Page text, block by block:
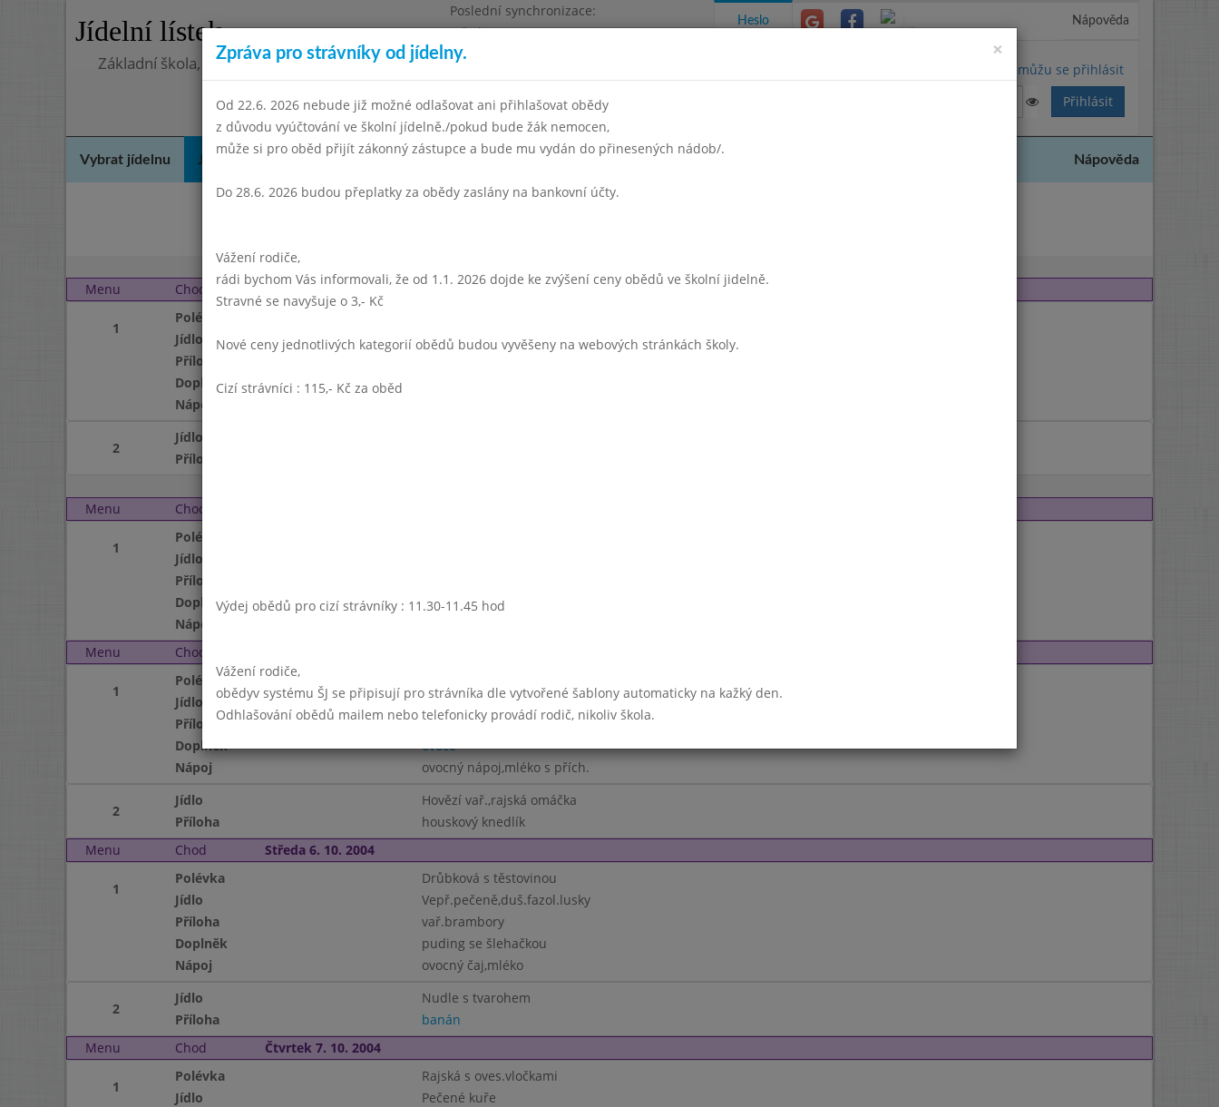
Jídelní lístek
Poslední synchronizace:
Středa 5.8.2026 6:57
Základní škola, Praha 4, Na Líše 16
Heslo Nápověda
Nemůžu se přihlásit
Vybrat jídelnu Jídelní lístek Historie Kontakty a informace Docházka Aktivity Nápověda
Menu
Chod Pátek 1. 10. 2004
1
Polévka
Jídlo
Krůtí guláš
Příloha
Doplněk
Nápoj
2
Jídlo
Příloha
Menu
Chod
1
Polévka
Jídlo
Příloha
Doplněk
okurkový sal.s jogurtem
Nápoj
Menu
Chod
1
Polévka
Jídlo
Čočka nakyselo,okurka
Příloha
drůb.párek se sýrem
Doplněk
ovoce
Nápoj
ovocný nápoj,mléko s přích.
2
Jídlo
Hovězí vař.,rajská omáčka
Příloha
houskový knedlík
Menu
Chod Středa 6. 10. 2004
1
Polévka
Drůbková s těstovinou
Jídlo
Vepř.pečeně,duš.fazol.lusky
Příloha
vař.brambory
Doplněk
puding se šlehačkou
Nápoj
ovocný čaj,mléko
2
Jídlo
Nudle s tvarohem
Příloha
banán
Menu
Chod Čtvrtek 7. 10. 2004
1
Polévka
Rajská s oves.vločkami
Jídlo
Pečené kuře
×
Zpráva pro strávníky od jídelny.
Od 22.6. 2026 nebude již možné odlašovat ani přihlašovat obědy
z důvodu vyúčtování ve školní jídelně./pokud bude žák nemocen,
může si pro oběd přijít zákonný zástupce a bude mu vydán do přinesených nádob/.
Do 28.6. 2026 budou přeplatky za obědy zaslány na bankovní účty.
Vážení rodiče,
rádi bychom Vás informovali, že od 1.1. 2026 dojde ke zvýšení ceny obědů ve školní jidelně.
Stravné se navyšuje o 3,- Kč
Nové ceny jednotlivých kategorií obědů budou vyvěšeny na webových stránkách školy.
Cizí strávníci : 115,- Kč za oběd
Výdej obědů pro cizí strávníky : 11.30-11.45 hod
Vážení rodiče,
obědyv systému ŠJ se připisují pro strávníka dle vytvořené šablony automaticky na kažký den.
Odhlašování obědů mailem nebo telefonicky provádí rodič, nikoliv škola.